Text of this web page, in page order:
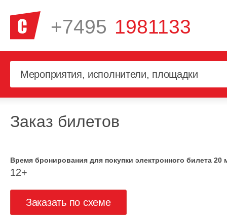
+7495 1981133
Заказ билетов
Время бронирования для покупки электронного билета 20
12+
Заказать по схеме